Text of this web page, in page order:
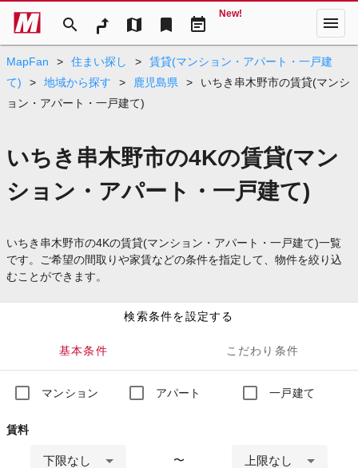
search map bookmark event_note
New! menu
MapFan > 住まい探し >
賃貸(マンション・アパート・一戸建
て)
> 地域から探す > 鹿児島県 >
いちき串木野市の賃貸(マンシ
ョン・アパート・一戸建て)
いちき串木野市の4Kの賃貸(マン
ション・アパート・一戸建て)
いちき串木野市の4Kの賃貸(マンション・アパート・一戸建て)一覧
です。ご希望の間取りや家賃などの条件を指定して、物件を絞り込
むことができます。
検索条件を設定する
基本条件 こだわり条件
マンション アパート 一戸建て
賃料
下限なし 〜 上限なし